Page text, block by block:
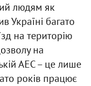
людям як
Україні багато
на територію
на
АЕС – це лише
років працює